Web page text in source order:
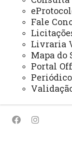
Fale
Livraria
Mapa do
Portal
PEIEX -
© 2026 Todos os
UNIOESTE